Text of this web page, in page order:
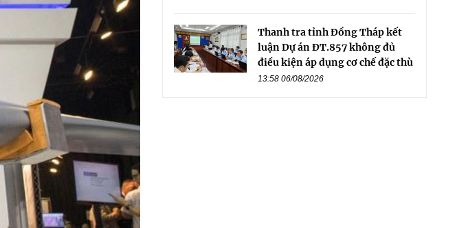
Thanh tra tỉnh Đồng Tháp kết
luận Dự án ĐT.857 không đủ
điều kiện áp dụng cơ chế đặc thù
13:58 06/08/2026